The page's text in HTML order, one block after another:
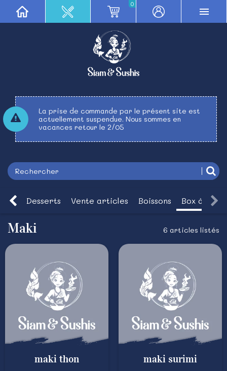
0
La prise de commande par le présent site est
actuellement suspendue. Nous sommes en
vacances retour le 2/05
Desserts Vente articles Boissons Box à
Maki 6 articles listés
maki thon maki surimi